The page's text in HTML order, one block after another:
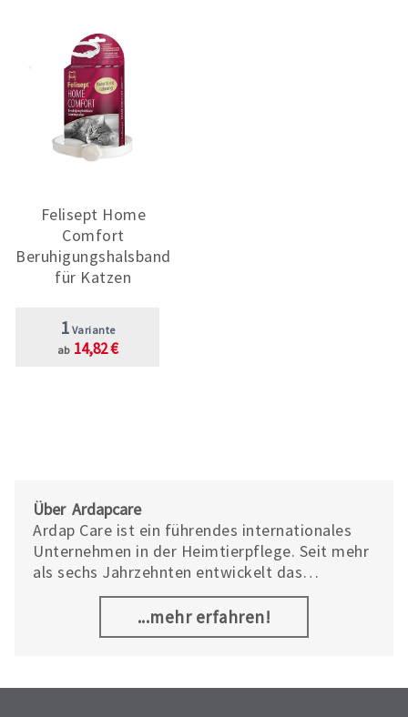
Felisept Home
Comfort
Beruhigungshalsband
für Katzen
1 Variante
ab 14,82 €
Über Ardapcare
Ardap Care ist ein führendes internationales
Unternehmen in der Heimtierpflege. Seit mehr
als sechs Jahrzehnten entwickelt das
Unternehmen hochqualitative Produkte für
Mensch und Tier. Ardap Care gehört zu den
führenden Herstellern in den Bereichen
...mehr erfahren!